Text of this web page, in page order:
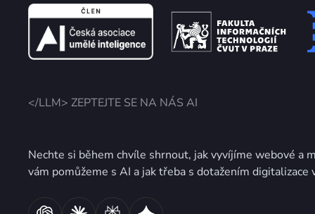
</LLM> ZEPTEJTE SE NA NÁS AI
Nechte si během chvíle shrnout, jak vyvíjíme webové a
vám pomůžeme s AI a jak třeba s dotažením digitalizace